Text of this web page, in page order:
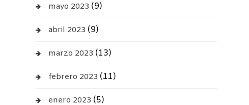
mayo 2023 (9)
abril 2023 (9)
marzo 2023 (13)
febrero 2023 (11)
enero 2023 (5)